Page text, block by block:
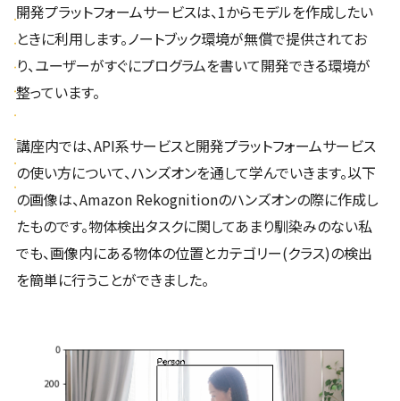
開発プラットフォームサービスは、1からモデルを作成したい
ときに利用します。ノートブック環境が無償で提供されてお
り、ユーザーがすぐにプログラムを書いて開発できる環境が
整っています。
講座内では、API系サービスと開発プラットフォームサービス
の使い方について、ハンズオンを通して学んでいきます。以下
の画像は、Amazon Rekognitionのハンズオンの際に作成し
たものです。物体検出タスクに関してあまり馴染みのない私
でも、画像内にある物体の位置とカテゴリー(クラス)の検出
を簡単に行うことができました。